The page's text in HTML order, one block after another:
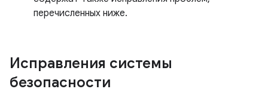
перечисленных ниже.
Исправления системы
безопасности